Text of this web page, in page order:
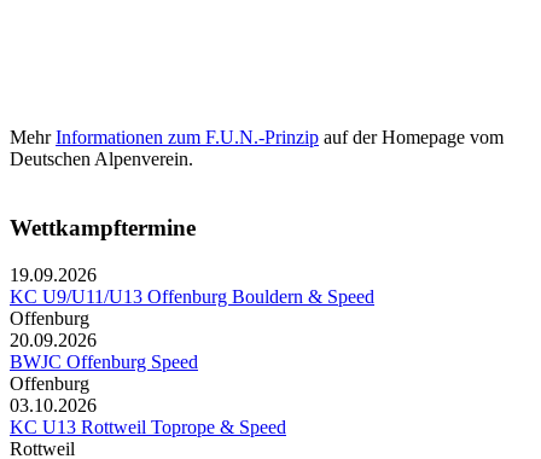
MehrInformationen zum F.U.N.-Prinzip auf der Homepage vom
Deutschen Alpenverein.
Wettkampftermine
19.09.2026
KC U9/U11/U13 Offenburg Bouldern & Speed
Offenburg
20.09.2026
BWJC Offenburg Speed
Offenburg
03.10.2026
KC U13 Rottweil Toprope & Speed
Rottweil